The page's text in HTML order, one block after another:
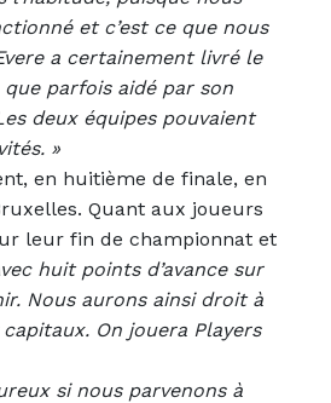
et c’est ce que nous
a certainement livré le
parfois aidé par son
deux équipes pouvaient
»
en huitième de finale, en
Quant aux joueurs
leur fin de championnat et
huit points d’avance sur
Nous aurons ainsi droit à
On jouera Players
si nous parvenons à